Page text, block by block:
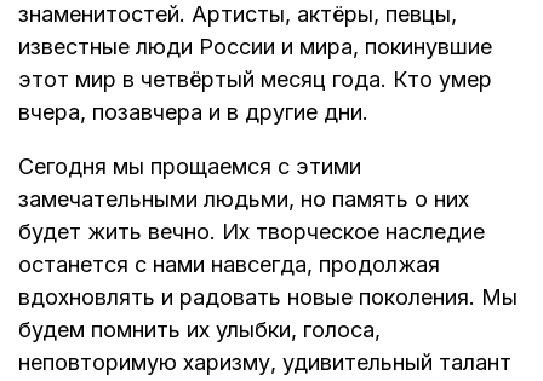
знаменитостей. Артисты, актёры, певцы,
известные люди России и мира, покинувшие
этот мир в четвёртый месяц года. Кто умер
вчера, позавчера и в другие дни.
Сегодня мы прощаемся с этими
замечательными людьми, но память о них
будет жить вечно. Их творческое наследие
останется с нами навсегда, продолжая
вдохновлять и радовать новые поколения. Мы
будем помнить их улыбки, голоса,
неповторимую харизму, удивительный талант